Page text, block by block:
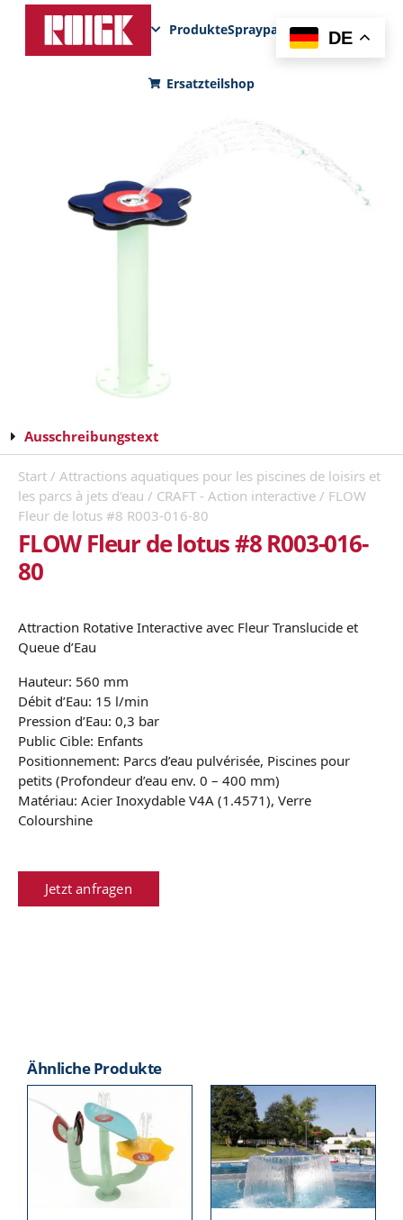
ProdukteSprayparksFunPadNews
Ersatzteilshop
Ausschreibungstext
Start / Attractions aquatiques pour les piscines de loisirs et
les parcs à jets d'eau / CRAFT - Action interactive / FLOW
Fleur de lotus #8 R003-016-80
FLOW Fleur de lotus #8 R003-016-
80
Attraction Rotative Interactive avec Fleur Translucide et
Queue d’Eau
Hauteur: 560 mm
Débit d’Eau: 15 l/min
Pression d’Eau: 0,3 bar
Public Cible: Enfants
Positionnement: Parcs d’eau pulvérisée, Piscines pour
petits (Profondeur d’eau env. 0 – 400 mm)
Matériau: Acier Inoxydable V4A (1.4571), Verre
Colourshine
Jetzt anfragen
Ähnliche Produkte
DE